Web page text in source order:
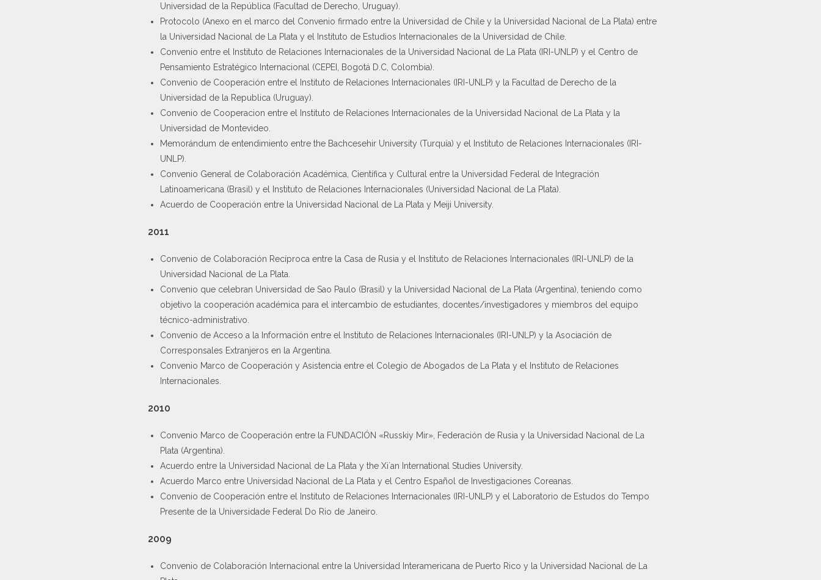
Universidad de la República (Facultad de Derecho, Uruguay).
Protocolo (Anexo en el marco del Convenio firmado entre la Universidad de Chile y la Universidad Nacional de La Plata) entre
la Universidad Nacional de La Plata y el Instituto de Estudios Internacionales de la Universidad de Chile.
Convenio entre el Instituto de Relaciones Internacionales de la Universidad Nacional de La Plata (IRI-UNLP) y el Centro de
Pensamiento Estratégico Internacional (CEPEI, Bogotá D.C, Colombia).
Convenio de Cooperación entre el Instituto de Relaciones Internacionales (IRI-UNLP) y la Facultad de Derecho de la
Universidad de la Republica (Uruguay).
Convenio de Cooperacion entre el Instituto de Relaciones Internacionales de la Universidad Nacional de La Plata y la
Universidad de Montevideo.
Memorándum de entendimiento entre the Bachcesehir University (Turquía) y el Instituto de Relaciones Internacionales (IRI-
UNLP).
Convenio General de Colaboración Académica, Científica y Cultural entre la Universidad Federal de Integración
Latinoamericana (Brasil) y el Instituto de Relaciones Internacionales (Universidad Nacional de La Plata).
Acuerdo de Cooperación entre la Universidad Nacional de La Plata y Meiji University.
2011
Convenio de Colaboración Recíproca entre la Casa de Rusia y el Instituto de Relaciones Internacionales (IRI-UNLP) de la
Universidad Nacional de La Plata.
Convenio que celebran Universidad de Sao Paulo (Brasil) y la Universidad Nacional de La Plata (Argentina), teniendo como
objetivo la cooperación académica para el intercambio de estudiantes, docentes/investigadores y miembros del equipo
técnico-administrativo.
Convenio de Acceso a la Información entre el Instituto de Relaciones Internacionales (IRI-UNLP) y la Asociación de
Corresponsales Extranjeros en la Argentina.
Convenio Marco de Cooperación y Asistencia entre el Colegio de Abogados de La Plata y el Instituto de Relaciones
Internacionales.
2010
Convenio Marco de Cooperación entre la FUNDACIÓN «Russkiy Mir», Federación de Rusia y la Universidad Nacional de La
Plata (Argentina).
Acuerdo entre la Universidad Nacional de La Plata y the Xi´an International Studies University.
Acuerdo Marco entre Universidad Nacional de La Plata y el Centro Español de Investigaciones Coreanas.
Convenio de Cooperación entre el Instituto de Relaciones Internacionales (IRI-UNLP) y el Laboratorio de Estudos do Tempo
Presente de la Universidade Federal Do Rio de Janeiro.
2009
Convenio de Colaboración Internacional entre la Universidad Interamericana de Puerto Rico y la Universidad Nacional de La